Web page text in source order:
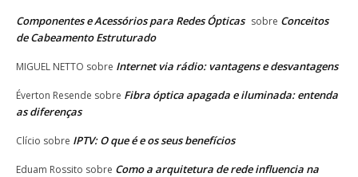
Componentes e Acessórios para Redes Ópticas sobre Conceitos
de Cabeamento Estruturado
MIGUEL NETTO sobre Internet via rádio: vantagens e desvantagens
Éverton Resende sobre Fibra óptica apagada e iluminada: entenda
as diferenças
Clício sobre IPTV: O que é e os seus benefícios
Eduam Rossito sobre Como a arquitetura de rede influencia na